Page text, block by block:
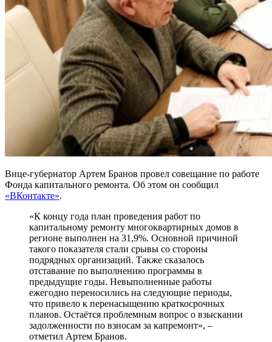
Вице-губернатор Артем Бранов провел совещание по работе
Фонда капитального ремонта. Об этом он сообщил
«ВКонтакте».
«К концу года план проведения работ по
капитальному ремонту многоквартирных домов в
регионе выполнен на 31,9%. Основной причиной
такого показателя стали срывы со стороны
подрядных организаций. Также сказалось
отставание по выполнению программы в
предыдущие годы. Невыполненные работы
ежегодно переносились на следующие периоды,
что привело к перенасыщению краткосрочных
планов. Остаётся проблемным вопрос о взыскании
задолженности по взносам за капремонт», –
отметил Артем Бранов.